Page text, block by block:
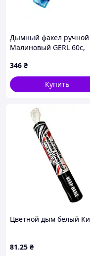
Дымный факел ручной
Малиновый GERL 60с,
346 ₴
Купить
Цветной дым белый
81.25 ₴